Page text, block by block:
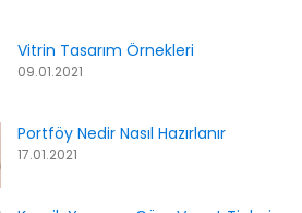
Vitrin Tasarım Örnekleri
09.01.2021
Portföy Nedir Nasıl Hazırlanır
17.01.2021